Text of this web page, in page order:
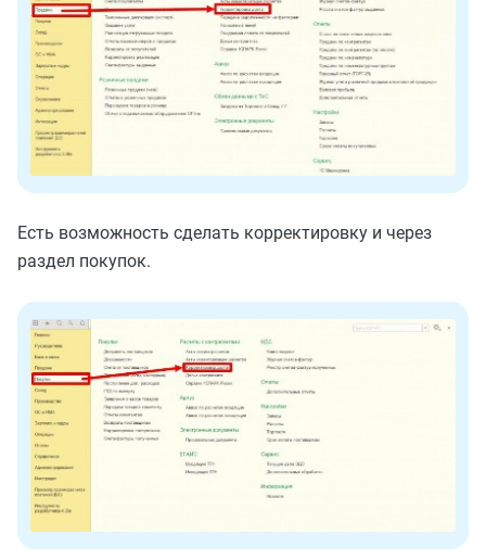
Есть возможность сделать корректировку и через
раздел покупок.